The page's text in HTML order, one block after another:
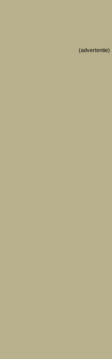
(advertentie)